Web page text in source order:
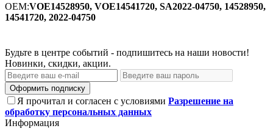
OEM:VOE14528950, VOE14541720, SA2022-04750, 14528950,
14541720, 2022-04750
Будьте в центре событий - подпишитесь на наши новости!
Новинки, скидки, акции.
Оформить подписку
Я прочитал и согласен с условиями Разрешение на
обработку персональных данных
Информация